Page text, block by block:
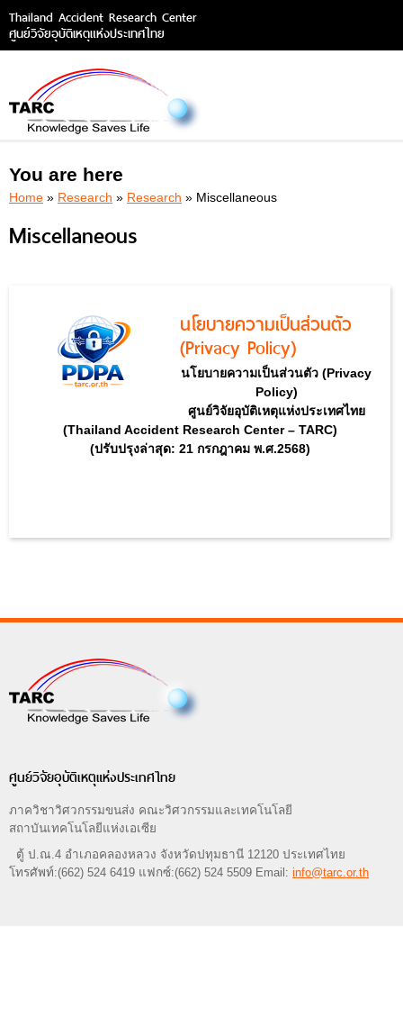
Thailand Accident Research Center
ศูนย์วิจัยอุบัติเหตุแห่งประเทศไทย
You are here
Home » Research » Research » Miscellaneous
Miscellaneous
นโยบายความเป็นส่วนตัว
(Privacy Policy)
นโยบายความเป็นส่วนตัว (Privacy
Policy)
ศูนย์วิจัยอุบัติเหตุแห่งประเทศไทย
(Thailand Accident Research Center – TARC)
(ปรับปรุงล่าสุด: 21 กรกฎาคม พ.ศ.2568)
ศูนย์วิจัยอุบัติเหตุแห่งประเทศไทย
ภาควิชาวิศวกรรมขนส่ง คณะวิศวกรรมและเทคโนโลยี
สถาบันเทคโนโลยีแห่งเอเซีย
ตู้ ป.ณ.4 อำเภอคลองหลวง จังหวัดปทุมธานี 12120 ประเทศไทย
โทรศัพท์:(662) 524 6419 แฟกซ์:(662) 524 5509 Email: info@tarc.or.th